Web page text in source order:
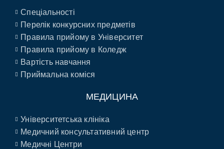
Спеціальності
Перелік конкурсних предметів
Правила прийому в Університет
Правила прийому в Коледж
Вартість навчання
Приймальна коміся
МЕДИЦИНА
Університетська клініка
Медичний консультативний центр
Медичні Центри